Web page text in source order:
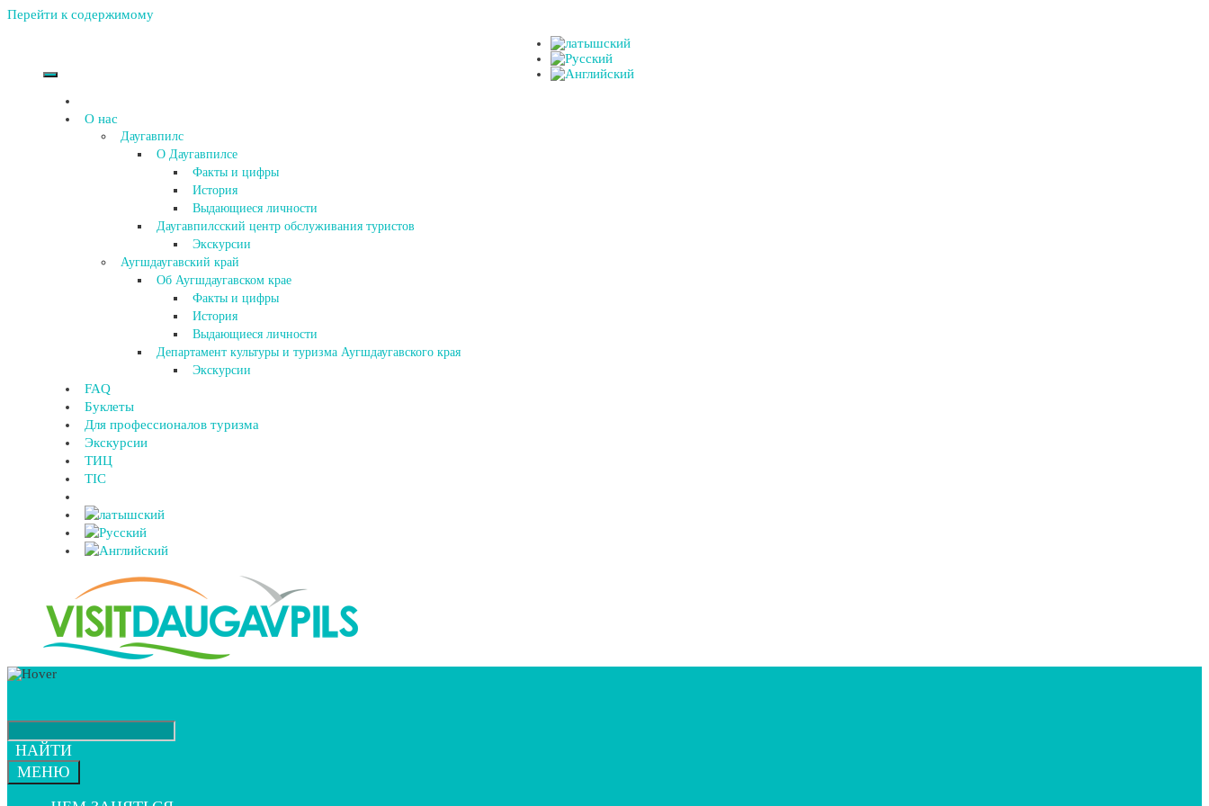
Перейти к содержимому
О нас
Даугавпилс
О Даугавпилсе
Факты и цифры
История
Выдающиеся личности
Даугавпилсский центр обслуживания туристов
Экскурсии
Аугшдаугавский край
Об Аугшдаугавском крае
Факты и цифры
История
Выдающиеся личности
Департамент культуры и туризма Аугшдаугавского края
Экскурсии
FAQ
Буклеты
Для профессионалов туризма
Экскурсии
ТИЦ
TIC
НАЙТИ
МЕНЮ